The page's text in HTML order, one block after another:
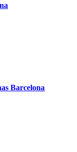
Barcelona